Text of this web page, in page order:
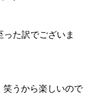
た訳でございま
笑うから楽しいので